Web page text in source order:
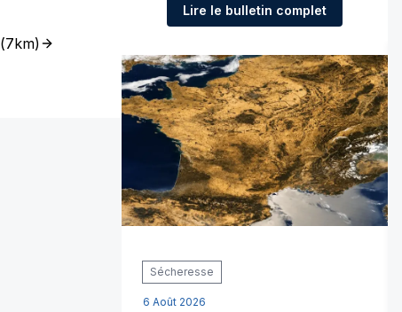
(7km)
Lire le bulletin complet
Sécheresse
6 Août 2026